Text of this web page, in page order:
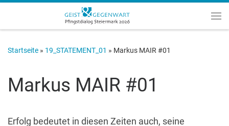
Zum Inhalt springen
Startseite » 19_STATEMENT_01 » Markus MAIR #01
Markus MAIR #01
Erfolg bedeutet in diesen Zeiten auch, seine